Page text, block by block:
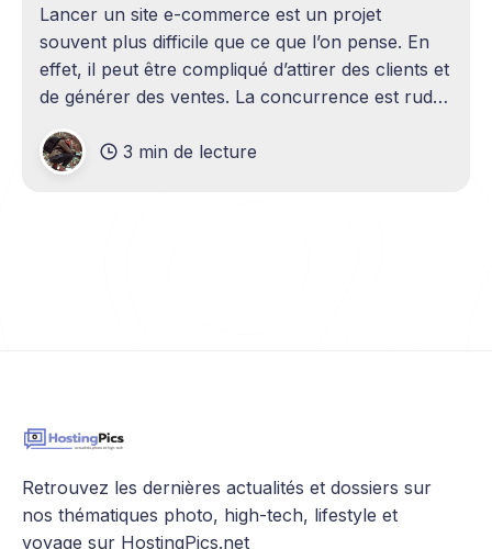
Lancer un site e-commerce est un projet
souvent plus difficile que ce que l’on pense. En
effet, il peut être compliqué d’attirer des clients et
de générer des ventes. La concurrence est rude
performants peuvent tirer leur épingle du
3 min de lecture
Retrouvez les dernières actualités et dossiers sur
nos thématiques photo, high-tech, lifestyle et
voyage sur HostingPics.net